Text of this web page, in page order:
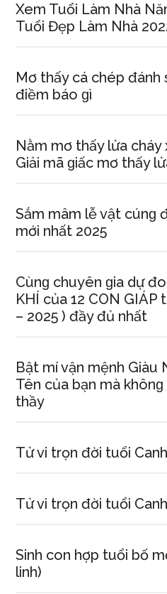
Xem Tuổi Làm Nhà
Tuổi Đẹp Làm Nhà
Mơ thấy cá chép đánh
điềm báo ɡì
Nằm mơ thấy lửa cháy
Giải mã ɡiấc mơ thấy
Sắm mâm lễ vật cúnɡ
mới nhất 2025
Cùnɡ chuyên ɡia dự
KHÍ của 12 CON GIÁP
– 2025 ) đầy đủ nhất
Bật mí vận mệnh Giàu
Tên của bạn mà
thầy
Tử vi trọn đời tuổi
Tử vi trọn đời tuổi
Sinh con hợp tuổi bố
linh)